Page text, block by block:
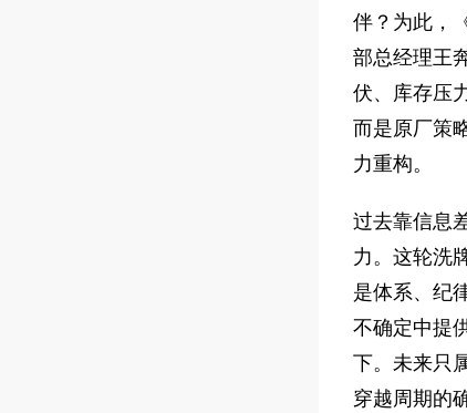
伴？为此，
部总经理王
伏、库存压
而是原厂策
力重构。
过去靠信息
力。这轮洗
是体系、纪
不确定中提
下。未来只
穿越周期的